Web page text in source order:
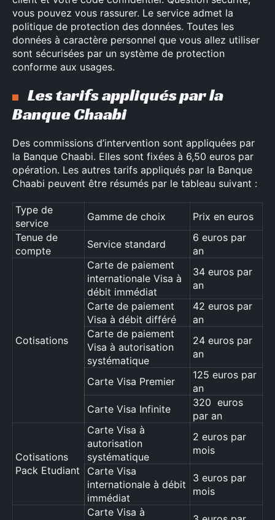
vous pouvez vous rassurer. Le service admet la
politique de protection des données. Toutes les
données à caractère personnel que vous allez utiliser
sont sécurisées par un système de protection
conforme aux usages.
Les tarifs appliqués par la
Banque Chaabi
Des commissions d’intervention sont appliquées par
la Banque Chaabi. Elles sont fixées à 6,50 euros par
opération. Les autres tarifs appliqués par la Banque
Chaabi peuvent être résumés par le tableau suivant :
Type de
service
Gamme de choix
Prix en euros
Tenue de
compte
Service standard
6 euros par
an
Cotisations
Carte de paiement
internationale Visa à
débit immédiat
34 euros par
an
Carte de paiement
Visa à débit différé
42 euros par
an
Carte de paiement
Visa à autorisation
systématique
24 euros par
an
Carte Visa Premier
125 euros par
an
Carte Visa Infinite
320 euros
par an
Cotisations
Pack Etudiant
Carte Visa à
autorisation
systématique
2 euros par
mois
Carte Visa
internationale à débit
immédiat
3 euros par
mois
Carte Visa à